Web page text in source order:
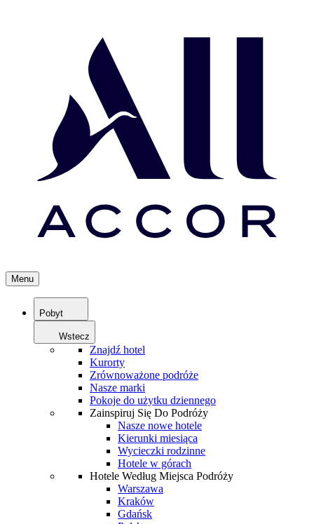
Menu
Pobyt
Wstecz
Znajdź hotel
Kurorty
Zrównoważone podróże
Nasze marki
Pokoje do użytku dziennego
Zainspiruj Się Do Podróży
Nasze nowe hotele
Kierunki miesiąca
Wycieczki rodzinne
Hotele w górach
Hotele Według Miejsca Podróży
Warszawa
Kraków
Gdańsk